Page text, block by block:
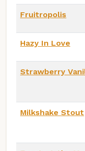
Fruitropolis
Hazy In Love
Strawberry
Milkshake Stout